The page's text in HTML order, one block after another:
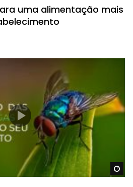
uma alimentação mais